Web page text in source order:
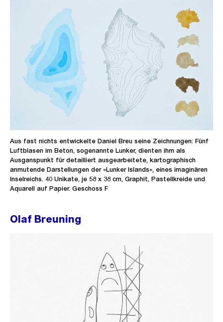
Aus fast nichts entwickelte Daniel Breu seine Zeichnungen: Fünf
Luftblasen im Beton, sogenannte Lunker, dienten ihm als
Ausganspunkt für detailliert ausgearbeitete, kartographisch
anmutende Darstellungen der «Lunker Islands», eines imaginären
Inselreichs. 40 Unikate, je 58 x 38 cm, Graphit, Pastellkreide und
Aquarell auf Papier. Geschoss F
Olaf Breuning